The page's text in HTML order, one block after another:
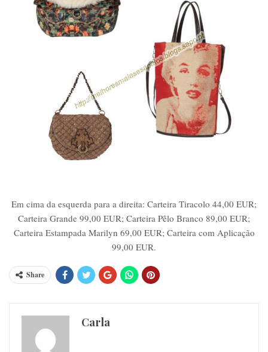
Em cima da esquerda para a direita: Carteira Tiracolo 44,00 EUR;
Carteira Grande 99,00 EUR; Carteira Pêlo Branco 89,00 EUR;
Carteira Estampada Marilyn 69,00 EUR; Carteira com Aplicação
99,00 EUR.
Share
Carla